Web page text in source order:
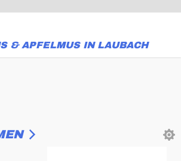
& APFELMUS IN LAUBACH